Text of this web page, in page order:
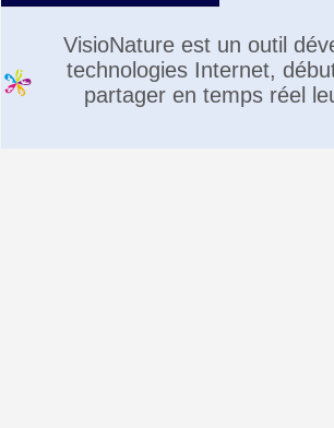
VisioNature est un outil
technologies Internet,
partager en temps réel